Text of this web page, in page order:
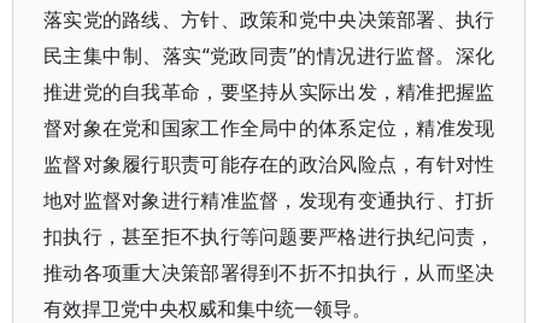
落实党的路线、方针、政策和党中央决策部署、执行
民主集中制、落实“党政同责”的情况进行监督。深化
推进党的自我革命，要坚持从实际出发，精准把握监
督对象在党和国家工作全局中的体系定位，精准发现
监督对象履行职责可能存在的政治风险点，有针对性
地对监督对象进行精准监督，发现有变通执行、打折
扣执行，甚至拒不执行等问题要严格进行执纪问责，
推动各项重大决策部署得到不折不扣执行，从而坚决
有效捍卫党中央权威和集中统一领导。